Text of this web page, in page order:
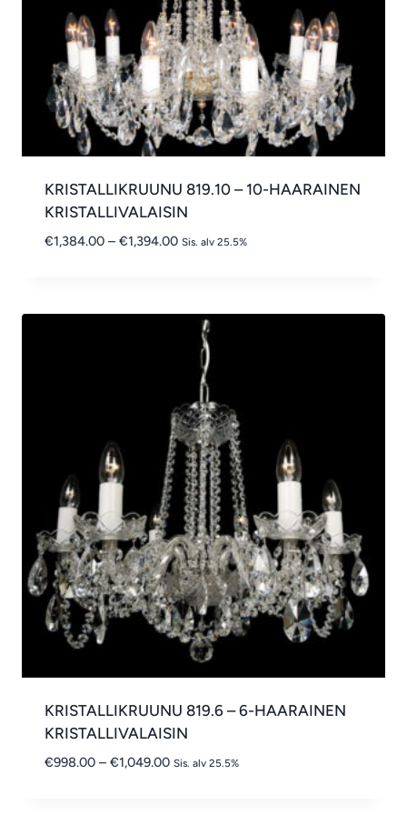
KRISTALLIKRUUNU 819.10 – 10-HAARAINEN
KRISTALLIVALAISIN
€1,384.00 – €1,394.00Hintaluokka:
Sis. alv 25.5%
KRISTALLIKRUUNU 819.6 – 6-HAARAINEN
KRISTALLIVALAISIN
€998.00 – €1,049.00Hintaluokka:
Sis. alv 25.5%